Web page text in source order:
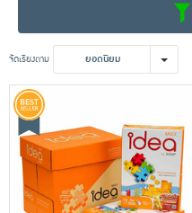
จัดเรียงตาม ยอดนิยม